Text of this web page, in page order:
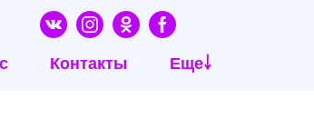
Контакты Еще￬